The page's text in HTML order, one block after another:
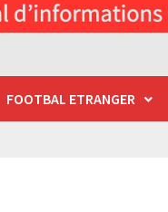
FOOTBAL ETRANGER